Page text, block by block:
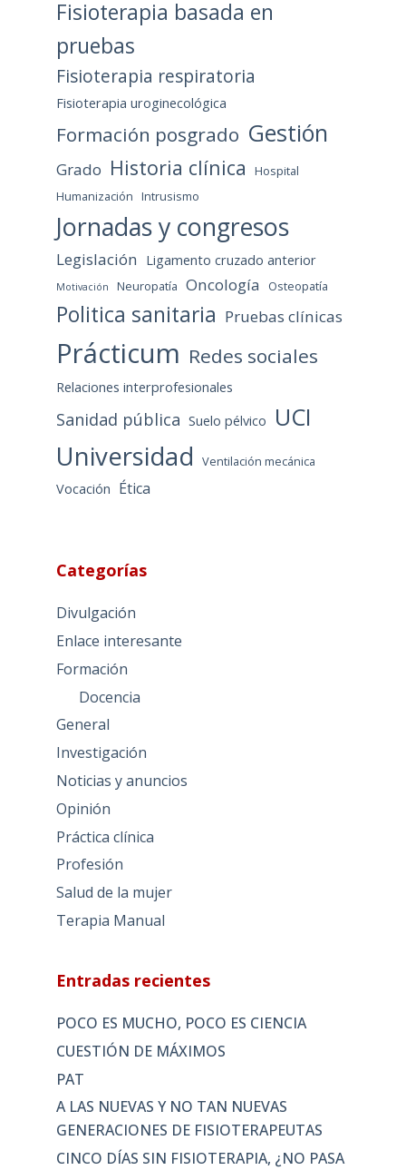
Fisioterapia basada en
pruebas
Fisioterapia respiratoria
Fisioterapia uroginecológica
Formación posgrado Gestión
Grado Historia clínica
Hospital
Humanización Intrusismo
Jornadas y congresos
Legislación Ligamento cruzado anterior
Motivación Neuropatía Oncología Osteopatía
Politica sanitaria Pruebas clínicas
Prácticum Redes sociales
Relaciones interprofesionales
Sanidad pública Suelo pélvico UCI
Universidad Ventilación mecánica
Vocación Ética
Categorías
Divulgación
Enlace interesante
Formación
Docencia
General
Investigación
Noticias y anuncios
Opinión
Práctica clínica
Profesión
Salud de la mujer
Terapia Manual
Entradas recientes
POCO ES MUCHO, POCO ES CIENCIA
CUESTIÓN DE MÁXIMOS
PAT
A LAS NUEVAS Y NO TAN NUEVAS
GENERACIONES DE FISIOTERAPEUTAS
CINCO DÍAS SIN FISIOTERAPIA, ¿NO PASA